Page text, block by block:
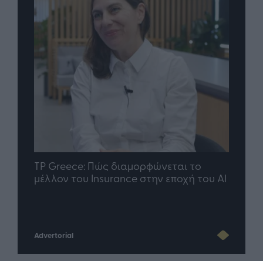
TP Greece: Πώς διαμορφώνεται το
μέλλον του Insurance στην εποχή του AI
Advertorial